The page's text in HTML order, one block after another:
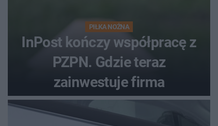
PIŁKA NOŻNA
InPost kończy współpracę z
PZPN. Gdzie teraz
zainwestuje firma